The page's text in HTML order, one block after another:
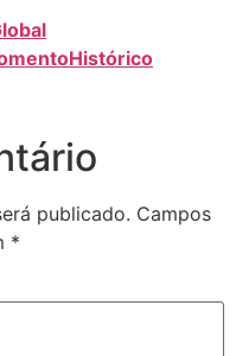
publicado. Campos
*